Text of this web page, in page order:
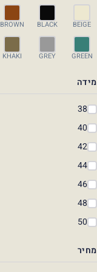
BEIGE
BLACK
BROWN
GREEN
GREY
KHAKI
מידה
38
40
42
44
46
48
50
מחיר